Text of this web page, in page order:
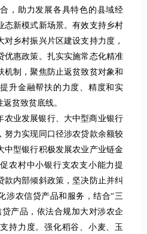
，助力发展各具特色的县域经
态新模式新场景。有效支持乡村
乡村振兴片区建设支持力度，
优惠政策。扎实实施常态化精准
机制，聚焦防止返贫致贫对象和
升金融帮扶的力度、精度和实
贫致贫底线。
农业发展银行、大中型商业银行
努力实现同口径涉农贷款余额较
中型银行积极发展农业产业链金
农村中小银行支农支小能力提
款内部倾斜政策，坚决防止并纠
涉农信贷产品和服务，结合“三
产品，依法合规加大对涉农企
持力度。强化稻谷、小麦、玉